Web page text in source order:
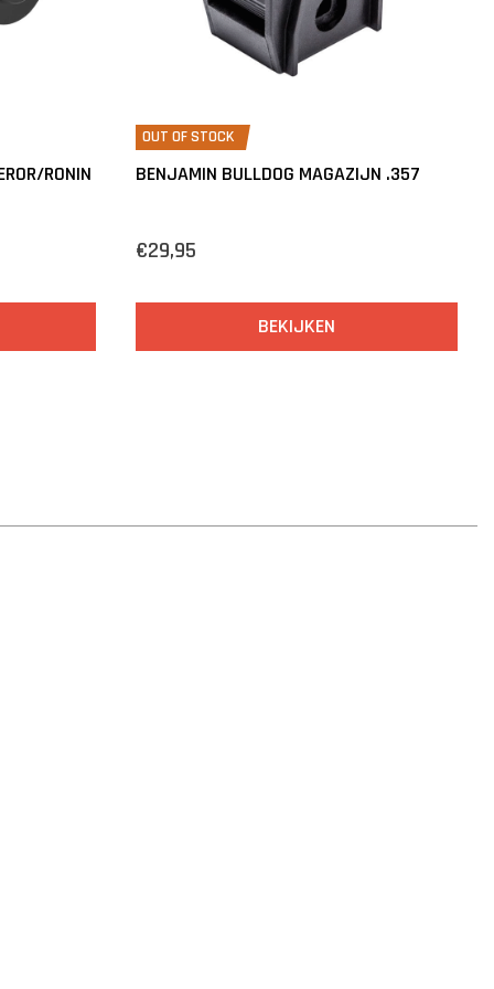
RONIN
OUT OF STOCK
BENJAMIN BULLDOG MAGAZIJN .357
€29,95
BEKIJKEN